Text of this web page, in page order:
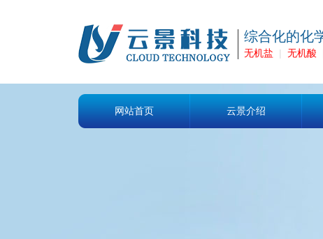
综合化的化
无机盐 | 无机酸
网站首页 云景介绍